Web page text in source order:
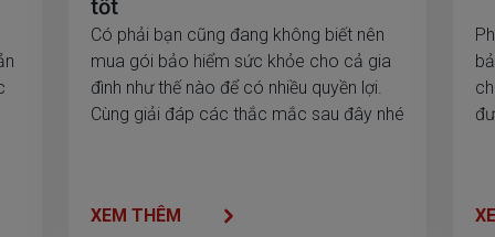
tốt
Có phải bạn cũng đang không biết nên
mua gói bảo hiểm sức khỏe cho cả gia
đình như thế nào để có nhiều quyền lợi.
Cùng giải đáp các thắc mắc sau đây nhé
XEM THÊM